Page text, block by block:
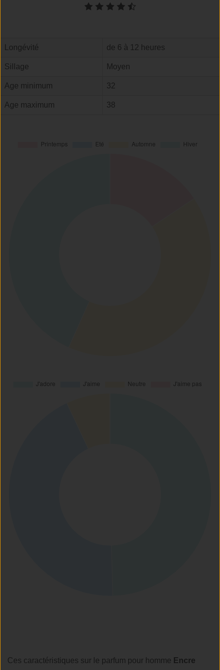
Longévité de 6 à 12 heures
Sillage Moyen
Age minimum 32
Age maximum 38
Ces caractéristiques sur le parfum pour homme Encre